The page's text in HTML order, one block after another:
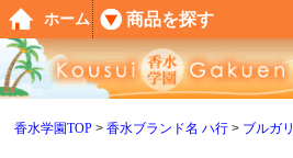
香水学園TOP 香水ブランド名 ハ行 ブルガリ
ホーム 商品を探す